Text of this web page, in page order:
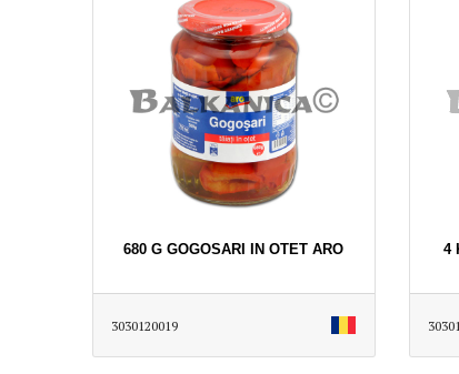
680 G GOGOSARI IN OTET ARO
3030120019
4